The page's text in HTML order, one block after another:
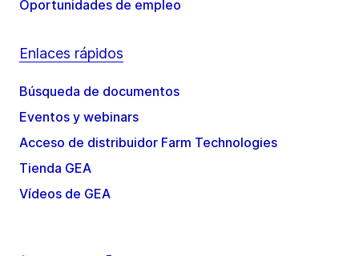
Oportunidades de empleo
Enlaces rápidos
Búsqueda de documentos
Eventos y webinars
Acceso de distribuidor Farm Technologies
Tienda GEA
Vídeos de GEA